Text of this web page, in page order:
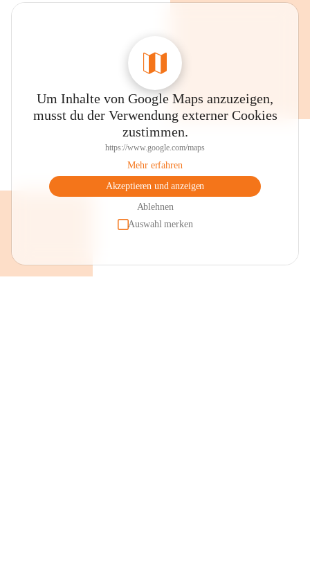
Um Inhalte von Google Maps anzuzeigen,
musst du der Verwendung externer Cookies
zustimmen.
https://www.google.com/maps
Mehr erfahren
Akzeptieren und anzeigen
Ablehnen
Auswahl merken